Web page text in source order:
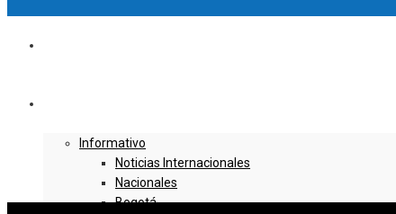
Informativo
Noticias Internacionales
Nacionales
Bogotá